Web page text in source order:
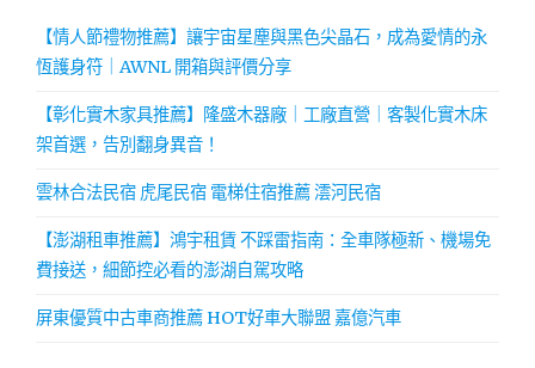
【情人節禮物推薦】讓宇宙星塵與黑色尖晶石，成為愛情的永
恆護身符｜AWNL 開箱與評價分享
【彰化實木家具推薦】隆盛木器廠｜工廠直營｜客製化實木床
架首選，告別翻身異音！
雲林合法民宿 虎尾民宿 電梯住宿推薦 澐河民宿
【澎湖租車推薦】鴻宇租賃 不踩雷指南：全車隊極新、機場免
費接送，細節控必看的澎湖自駕攻略
屏東優質中古車商推薦 HOT好車大聯盟 嘉億汽車